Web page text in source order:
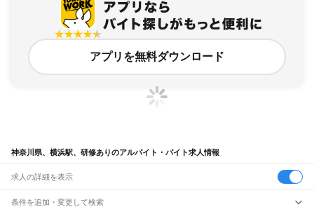
アプリを無料ダウンロード
神奈川県、横浜駅、研修ありのアルバイト・バイト求人情報
求人の詳細を表示
条件を追加・変更して検索